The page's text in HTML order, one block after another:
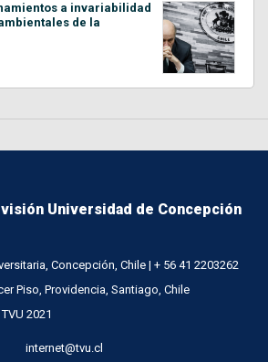
a invariabilidad
de la
Universidad de Concepción
Concepción, Chile | + 56 41 2203262
Piso, Providencia, Santiago, Chile
2021
internet@tvu.cl